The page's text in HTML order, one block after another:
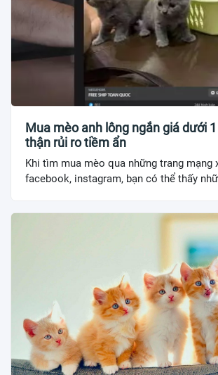
Mua mèo anh lông ngắn giá dưới
thận rủi ro tiềm ẩn
Khi tìm mua mèo qua những trang mạng
facebook, instagram, bạn có thể thấy